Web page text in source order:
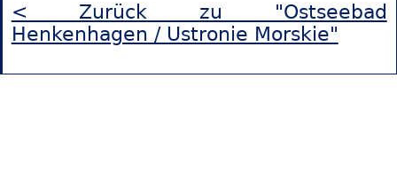
< Zurück zu "Ostseebad
Henkenhagen / Ustronie Morskie"